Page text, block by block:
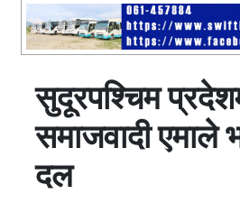
सुदूरपश्चिम
समाजवादी एमाले
दल